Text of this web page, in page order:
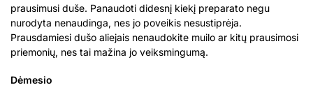
prausimusi duše. Panaudoti didesnį kiekį preparato negu
nurodyta nenaudinga, nes jo poveikis nesustiprėja.
Prausdamiesi dušo aliejais nenaudokite muilo ar kitų prausimosi
priemonių, nes tai mažina jo veiksmingumą.
Dėmesio